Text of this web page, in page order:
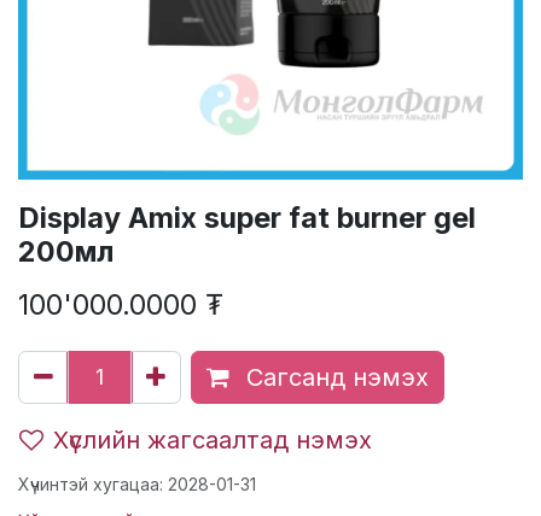
Display Amix super fat burner gel
200мл
100'000.0000 ₮
Сагсанд нэмэх
Хүслийн жагсаалтад нэмэх
Хүчинтэй хугацаа: 2028-01-31